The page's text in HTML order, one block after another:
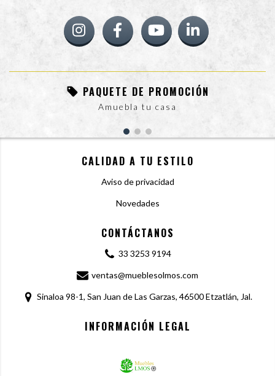
PAQUETE DE PROMOCIÓN
Amuebla tu casa
CALIDAD A TU ESTILO
Aviso de privacidad
Novedades
CONTÁCTANOS
33 3253 9194
ventas@mueblesolmos.com
Sinaloa 98-1, San Juan de Las Garzas, 46500 Etzatlán, Jal.
INFORMACIÓN LEGAL